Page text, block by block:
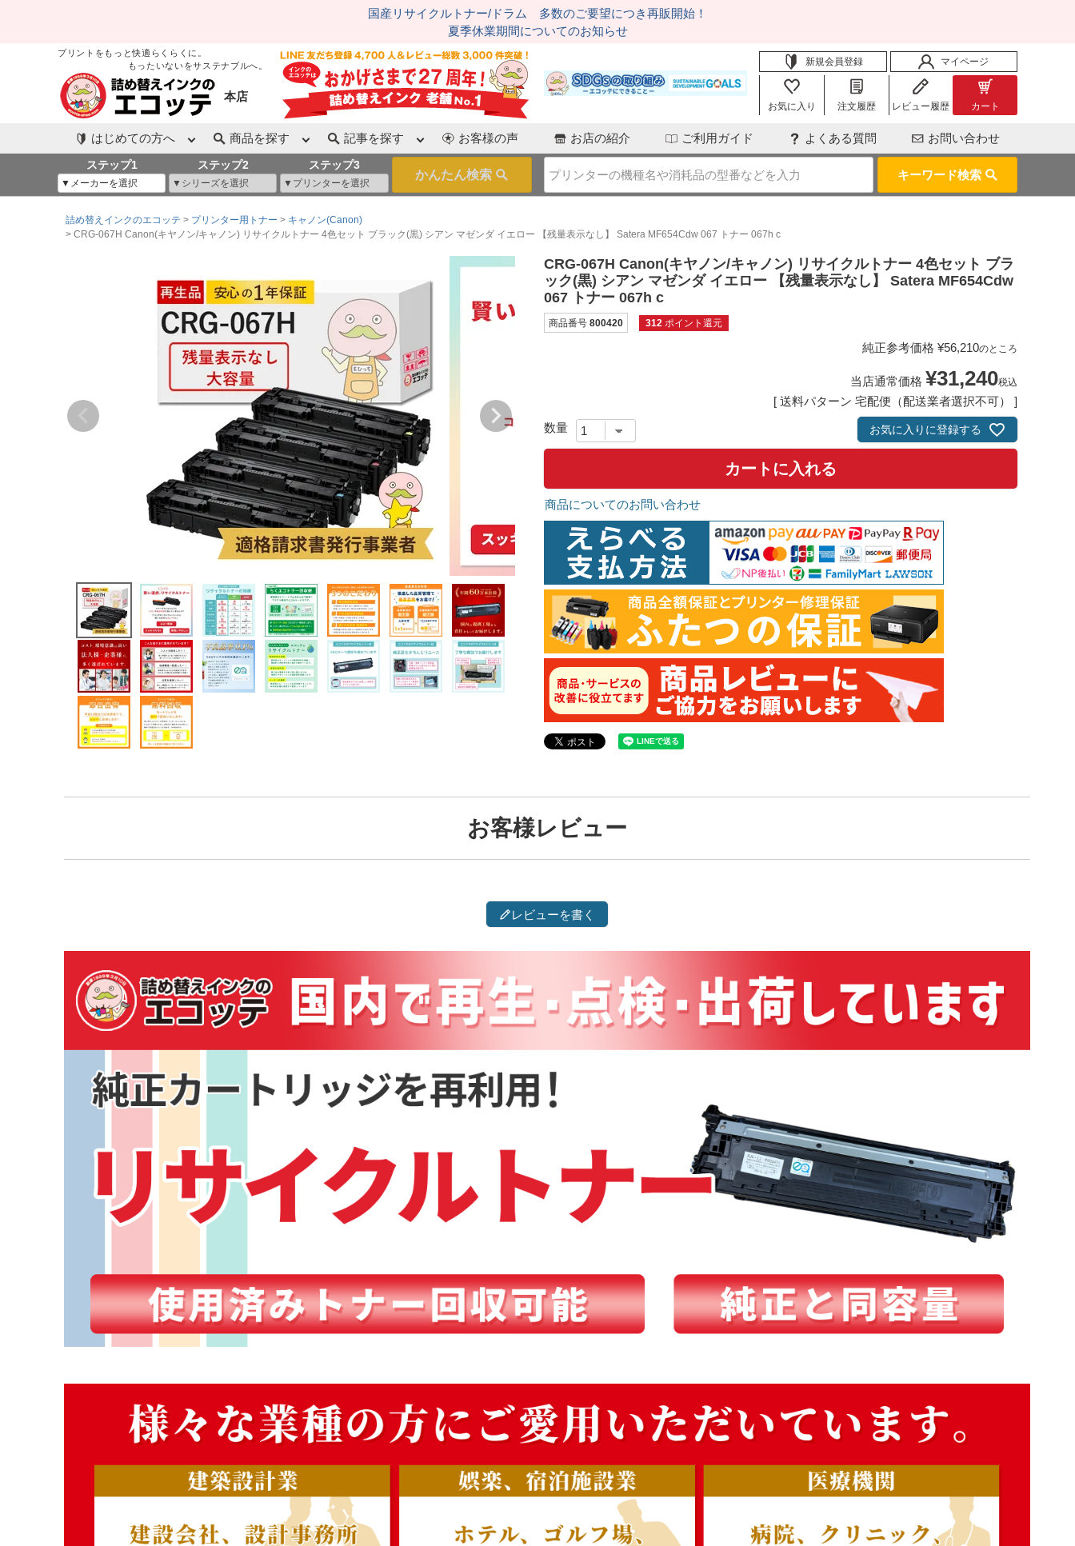
国産リサイクルトナー/ドラム 多数のご要望につき再販開始！
夏季休業期間についてのお知らせ
プリントをもっと快適らくらくに。
もったいないをサステナブルへ。
本店
新規会員登録 マイページ
お気に入り 注文履歴 レビュー履歴 カート
はじめての方へ 商品を探す 記事を探す お客様の声 お店の紹介 ご利用ガイド よくある質問 お問い合わせ
ステップ1 ステップ2 ステップ3
キーワード検索
詰め替えインクのエコッテ プリンター用トナー
キャノン(Canon)
CRG-067H Canon(キヤノン/キャノン) リサイクルトナー 4色セット ブラック(黒) シアン マゼンダ イエロー 【残量表示なし】 Satera MF654Cdw 067 トナー 067h c
CRG-067H Canon(キヤノン/キャノン) リサイクルトナー 4色セット ブラ
ック(黒) シアン マゼンダ イエロー 【残量表示なし】 Satera MF654Cdw
067 トナー 067h c
商品番号 800420 312 ポイント還元
純正参考価格 ¥56,210のところ
当店通常価格 ¥31,240税込
送料パターン 宅配便（配送業者選択不可）
お気に入りに登録する
カートに入れる
商品についてのお問い合わせ
お客様レビュー
レビューを書く